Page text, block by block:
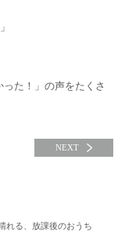
た！」の声をたくさ
NEXT
れる、放課後のおうち